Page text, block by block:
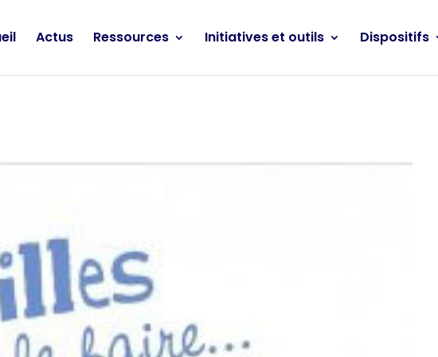
Actus Ressources Initiatives et outils Dispositifs